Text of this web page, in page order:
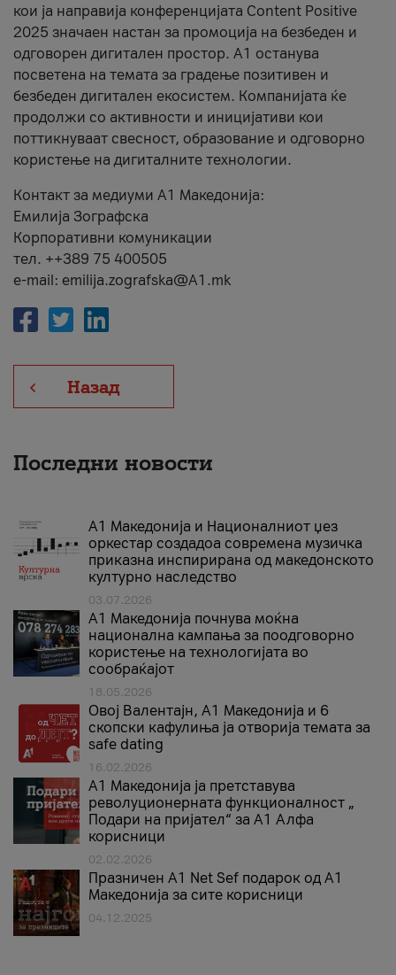
кои ја направија конференцијата Content Positive
2025 значаен настан за промоција на безбеден и
одговорен дигитален простор. А1 останува
посветена на темата за градење позитивен и
безбеден дигитален екосистем. Компанијата ќе
продолжи со активности и иницијативи кои
поттикнуваат свесност, образование и одговорно
користење на дигиталните технологии.
Контакт за медиуми А1 Македонија:
Емилија Зографска
Корпоративни комуникации
тел. ++389 75 400505
e-mail: emilija.zografska@A1.mk
Назад
Последни новости
А1 Македонија и Националниот џез
оркестар создадоа современа музичка
приказна инспирирана од македонското
културно наследство
03.07.2026
A1 Македонија почнува моќна
национална кампања за поодговорно
користење на технологијата во
сообраќајот
18.05.2026
Овој Валентајн, A1 Македонија и 6
скопски кафулиња ја отворија темата за
safe dating
16.02.2026
А1 Македонија ја претставува
револуционерната функционалност „
Подари на пријател“ за А1 Алфа
корисници
02.02.2026
Празничен A1 Net Sеf подарок од А1
Македонија за сите корисници
04.12.2025